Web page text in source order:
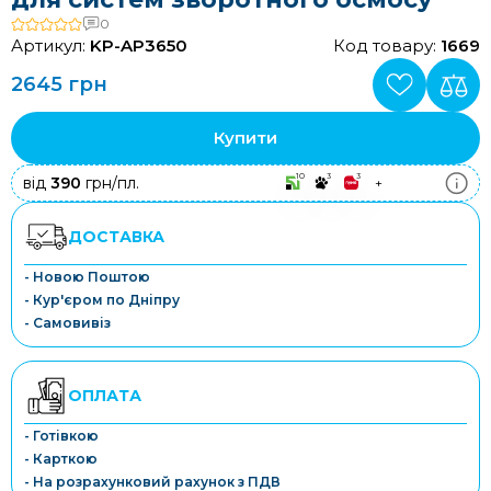
0
Артикул: KP-AP3650 Код товару: 1669
2645 грн
Купити
від 390 грн/пл. 10 3 3 +
ДОСТАВКА
- Новою Поштою
- Кур'єром по Дніпру
- Самовивіз
ОПЛАТА
- Готівкою
- Карткою
- На розрахунковий рахунок з ПДВ